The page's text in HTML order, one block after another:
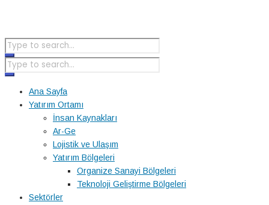
Ana Sayfa
Yatırım Ortamı
İnsan Kaynakları
Ar-Ge
Lojistik ve Ulaşım
Yatırım Bölgeleri
Organize Sanayi Bölgeleri
Teknoloji Geliştirme Bölgeleri
Sektörler